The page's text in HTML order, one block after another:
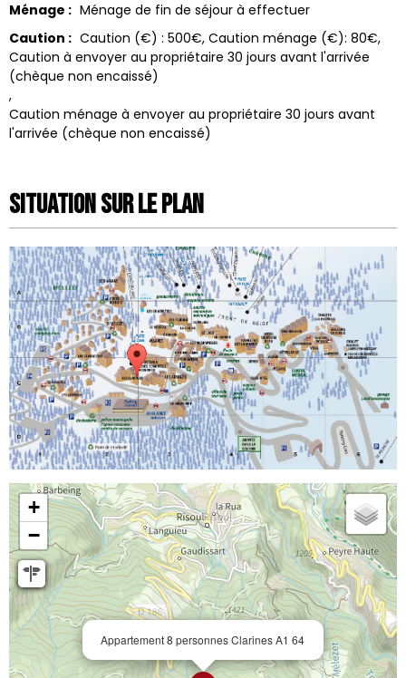
Ménage : Ménage de fin de séjour à effectuer
Caution : Caution (€) : 500€ Caution ménage (€): 80€
Caution à envoyer au propriétaire 30 jours avant l'arrivée
(chèque non encaissé)
Caution ménage à envoyer au propriétaire 30 jours avant
l'arrivée (chèque non encaissé)
Situation sur le Plan
Appartement 8 personnes Clarines A1 64
+
−